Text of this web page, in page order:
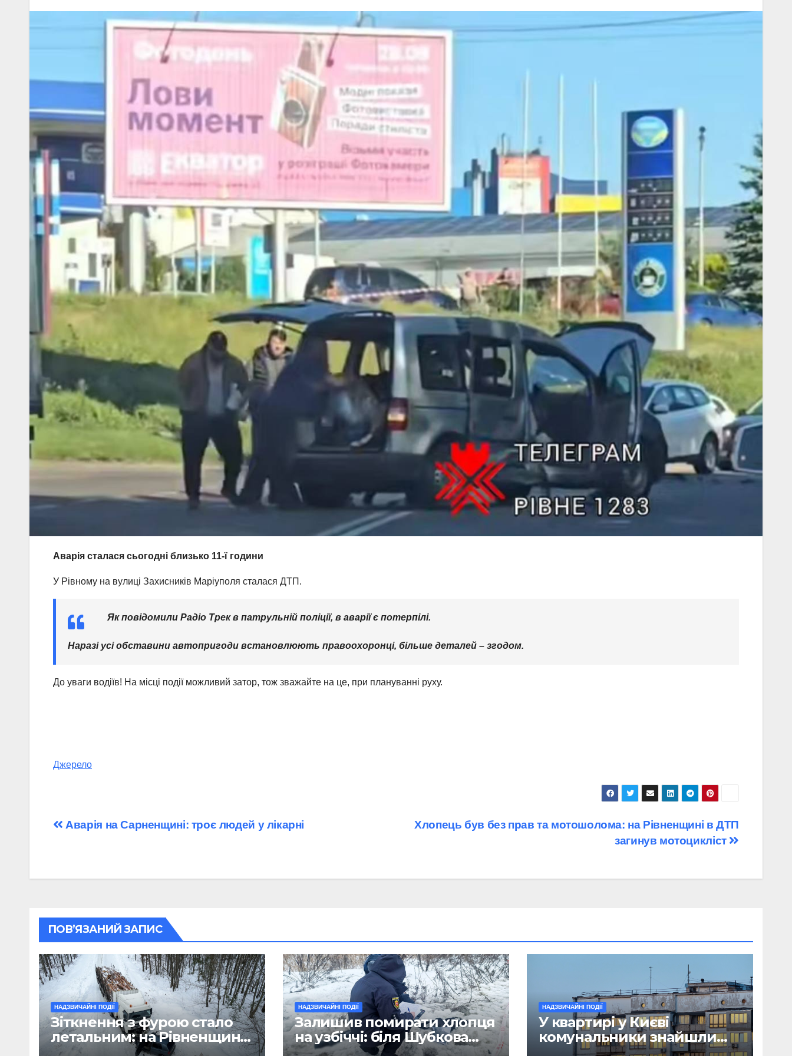
Аварія сталася сьогодні близько 11-ї години
У Рівному на вулиці Захисників Маріуполя сталася ДТП.
Як повідомили Радіо Трек в патрульній поліції, в аварії є потерпілі.
Наразі усі обставини автопригоди встановлюють правоохоронці, більше деталей – згодом.
До уваги водіїв! На місці події можливий затор, тож зважайте на це, при плануванні руху.
Джерело
Навігація
Хлопець був без прав та мотошолома: на Рівненщині в ДТП
загинув мотоцикліст
Аварія на Сарненщині: троє людей у лікарні
ПОВ’ЯЗАНИЙ ЗАПИС
НАДЗВИЧАЙНІ ПОДІЇ
Зіткнення з фурою стало
летальним: на Рівненщині
загинув водій легковика
НАДЗВИЧАЙНІ ПОДІЇ
Залишив помирати хлопця
на узбіччі: біля Шубкова
сталася смертельна ДТП
НАДЗВИЧАЙНІ ПОДІЇ
У квартирі у Києві
комунальники знайшли
мумію